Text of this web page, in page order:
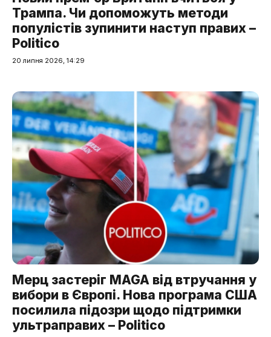
Трампа. Чи допоможуть методи
популістів зупинити наступ правих –
Politico
20 липня 2026, 14:29
Мерц застеріг MAGA від втручання у
вибори в Європі. Нова програма США
посилила підозри щодо підтримки
ультраправих – Politico